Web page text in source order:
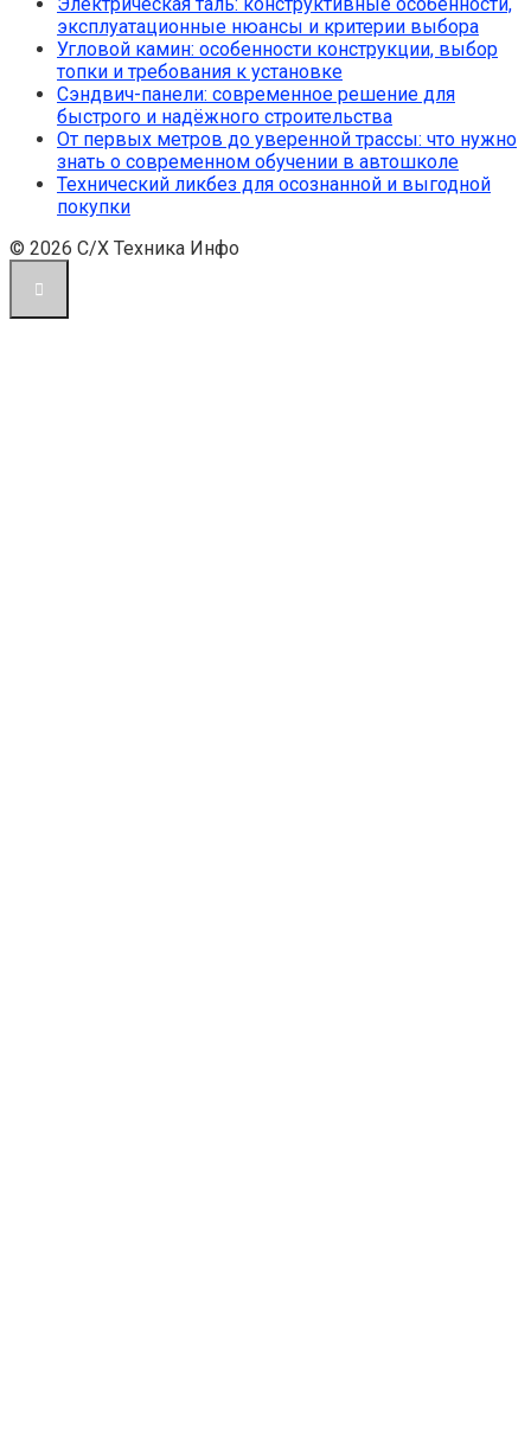
Электрическая таль: конструктивные особенности,
эксплуатационные нюансы и критерии выбора
Угловой камин: особенности конструкции, выбор
топки и требования к установке
Сэндвич-панели: современное решение для
быстрого и надёжного строительства
От первых метров до уверенной трассы: что нужно
знать о современном обучении в автошколе
Технический ликбез для осознанной и выгодной
покупки
© 2026 С/Х Техника Инфо